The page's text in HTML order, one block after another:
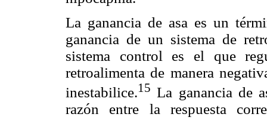
La ganancia de asa es un
ganancia de un sistema de
sistema control es el que
retroalimenta de manera
inestabilice.15 La ganancia de
razón entre la respuesta